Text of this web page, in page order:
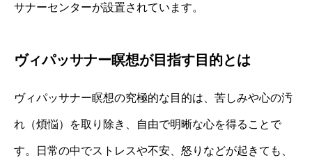
サナーセンターが設置されています。
ヴィパッサナー瞑想が目指す目的とは
ヴィパッサナー瞑想の究極的な目的は、苦しみや心の汚
れ（煩悩）を取り除き、自由で明晰な心を得ることで
す。日常の中でストレスや不安、怒りなどが起きても、